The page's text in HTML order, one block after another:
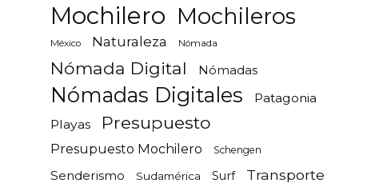
Mochilero Mochileros
México Naturaleza Nómada
Nómada Digital Nómadas
Nómadas Digitales
Patagonia
Playas
Presupuesto
Presupuesto Mochilero Schengen
Senderismo Sudamérica Surf Transporte